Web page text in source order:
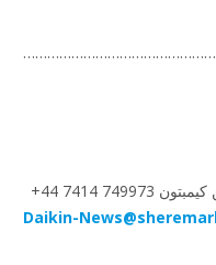
أنجو ساربال: ‎+44 7980 785572/كارمين كيمبتون ‎+44 7414 749973
Daikin-